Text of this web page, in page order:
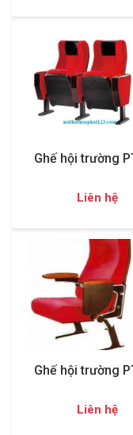
Ghế hội trường
Liên hệ
Ghế hội trường
Liên hệ